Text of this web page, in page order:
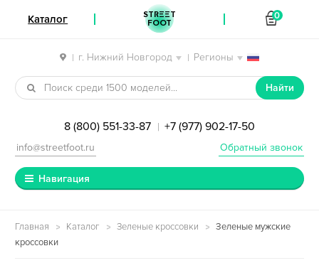
| г. Нижний Новгород | Регионы
Перейти к навигации
Перейти к содержимому
Найти
8 (800) 551-33-87 | +7 (977) 902-17-50
Обратный звонок
info@streetfoot.ru
Навигация
Главная Каталог Зеленые кроссовки
Зеленые мужские
кроссовки
Каталог STREET
FOOT
0